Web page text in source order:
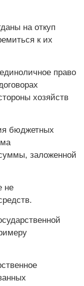
на откуп
к их
право
хозяйств
бюджетных
заложенной
не